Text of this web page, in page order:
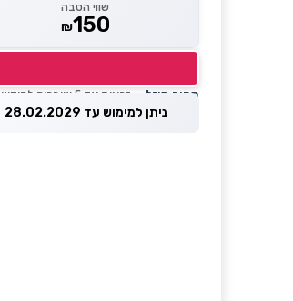
שווי הטבה
₪150
מחיר מוזל — זכאות עד 5 שוברים לחודש קלנדרי
ניתן למימוש עד 28.02.2029